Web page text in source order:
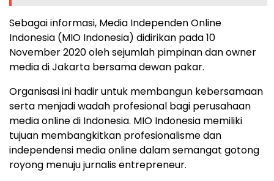
Sebagai informasi, Media Independen Online
Indonesia (MIO Indonesia) didirikan pada 10
November 2020 oleh sejumlah pimpinan dan owner
media di Jakarta bersama dewan pakar.
Organisasi ini hadir untuk membangun kebersamaan
serta menjadi wadah profesional bagi perusahaan
media online di Indonesia. MIO Indonesia memiliki
tujuan membangkitkan profesionalisme dan
independensi media online dalam semangat gotong
royong menuju jurnalis entrepreneur.